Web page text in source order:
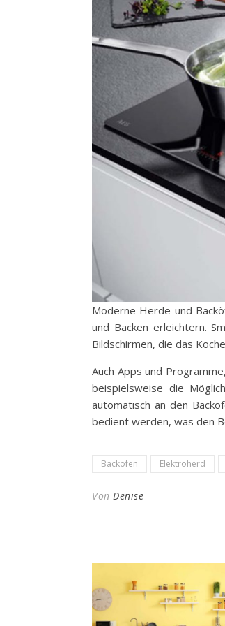
Moderne Herde und
und Backen erleichtern.
Bildschirmen, die das
Auch Apps und
beispielsweise die
automatisch an den
bedient werden, was den
Backofen Elektroherd
Von Denise